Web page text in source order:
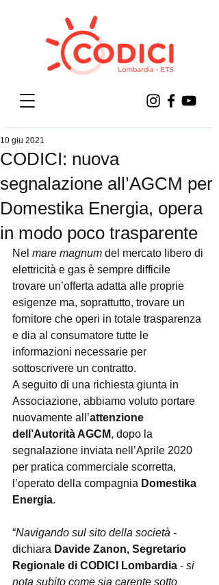
CODICI: nuova
segnalazione all’AGCM per
Domestika Energia, opera
in modo poco trasparente
10 giu 2021
Nel mare magnum del mercato libero di
elettricità e gas è sempre difficile
trovare un’offerta adatta alle proprie
esigenze ma, soprattutto, trovare un
fornitore che operi in totale trasparenza
e dia al consumatore tutte le
informazioni necessarie per
sottoscrivere un contratto.
A seguito di una richiesta giunta in
Associazione, abbiamo voluto portare
nuovamente all’attenzione
dell’Autorità AGCM, dopo la
segnalazione inviata nell’Aprile 2020
per pratica commerciale scorretta,
l’operato della compagnia Domestika
Energia.
“Navigando sul sito della società -
dichiara Davide Zanon, Segretario
Regionale di CODICI Lombardia - si
nota subito come sia carente sotto